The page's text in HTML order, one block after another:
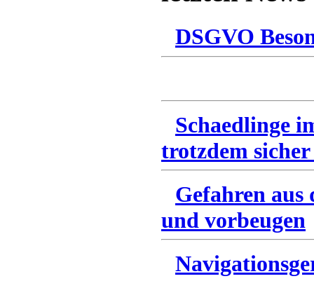
DSGVO
Schaedlinge
trotzdem
Gefahren
und vorbeugen